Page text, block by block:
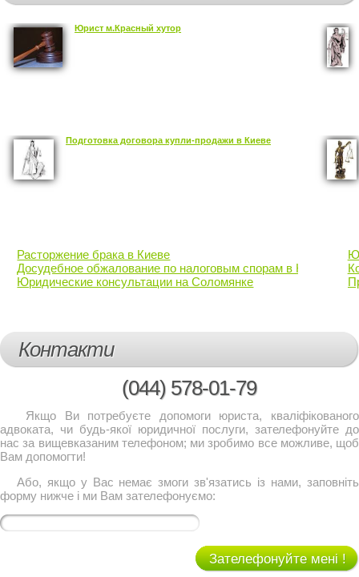
Юрист м.Красный хутор
Подготовка договора купли-продажи в Киеве
Расторжение брака в Киеве
Досудебное обжалование по налоговым спорам в Киеве
Юридические консультации на Соломянке
Контакти
(044) 578-01-79
Якщо Ви потребуєте допомоги юриста, кваліфікованого
адвоката, чи будь-якої юридичної послуги, зателефонуйте до
нас за вищевказаним телефоном; ми зробимо все можливе, щоб
Вам допомогти!
Або, якщо у Вас немає змоги зв'язатись із нами, заповніть
форму нижче і ми Вам зателефонуємо:
Зателефонуйте мені !